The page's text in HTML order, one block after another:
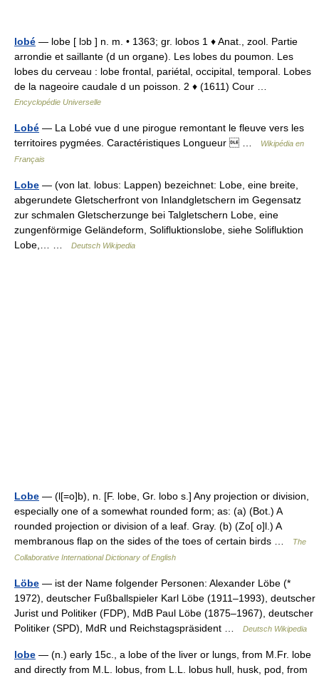
lobé — lobe [ lɔb ] n. m. • 1363; gr. lobos 1 ♦ Anat., zool. Partie
arrondie et saillante (d un organe). Les lobes du poumon. Les
lobes du cerveau : lobe frontal, pariétal, occipital, temporal. Lobes
de la nageoire caudale d un poisson. 2 ♦ (1611) Cour …
Encyclopédie Universelle
Lobé — La Lobé vue d une pirogue remontant le fleuve vers les
territoires pygmées. Caractéristiques Longueur  …
Wikipédia en
Français
Lobe — (von lat. lobus: Lappen) bezeichnet: Lobe, eine breite,
abgerundete Gletscherfront von Inlandgletschern im Gegensatz
zur schmalen Gletscherzunge bei Talgletschern Lobe, eine
zungenförmige Geländeform, Solifluktionslobe, siehe Solifluktion
Lobe,… …
Deutsch Wikipedia
Lobe — (l[=o]b), n. [F. lobe, Gr. lobo s.] Any projection or division,
especially one of a somewhat rounded form; as: (a) (Bot.) A
rounded projection or division of a leaf. Gray. (b) (Zo[ o]l.) A
membranous flap on the sides of the toes of certain birds …
The
Collaborative International Dictionary of English
Löbe — ist der Name folgender Personen: Alexander Löbe (*
1972), deutscher Fußballspieler Karl Löbe (1911–1993), deutscher
Jurist und Politiker (FDP), MdB Paul Löbe (1875–1967), deutscher
Politiker (SPD), MdR und Reichstagspräsident …
Deutsch Wikipedia
lobe — (n.) early 15c., a lobe of the liver or lungs, from M.Fr. lobe
and directly from M.L. lobus, from L.L. lobus hull, husk, pod, from